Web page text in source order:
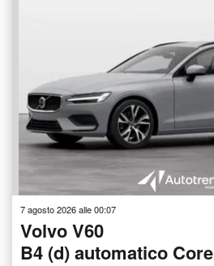
7 agosto 2026 alle 00:07
Volvo V60
B4 (d) automatico Core